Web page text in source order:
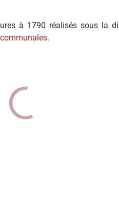
à 1790 réalisés sous la
.